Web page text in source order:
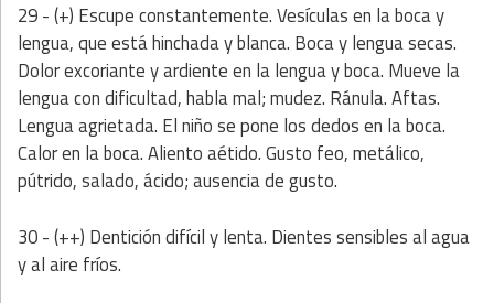
29 - (+) Escupe constantemente. Vesículas en la boca y
lengua, que está hinchada y blanca. Boca y lengua secas.
Dolor excoriante y ardiente en la lengua y boca. Mueve la
lengua con dificultad, habla mal; mudez. Ránula. Aftas.
Lengua agrietada. El niño se pone los dedos en la boca.
Calor en la boca. Aliento aétido. Gusto feo, metálico,
pútrido, salado, ácido; ausencia de gusto.
30 - (++) Dentición difícil y lenta. Dientes sensibles al agua
y al aire fríos.